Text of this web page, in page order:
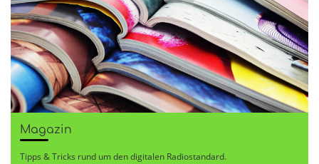
Magazin
Tipps & Tricks rund um den digitalen Radiostandard.